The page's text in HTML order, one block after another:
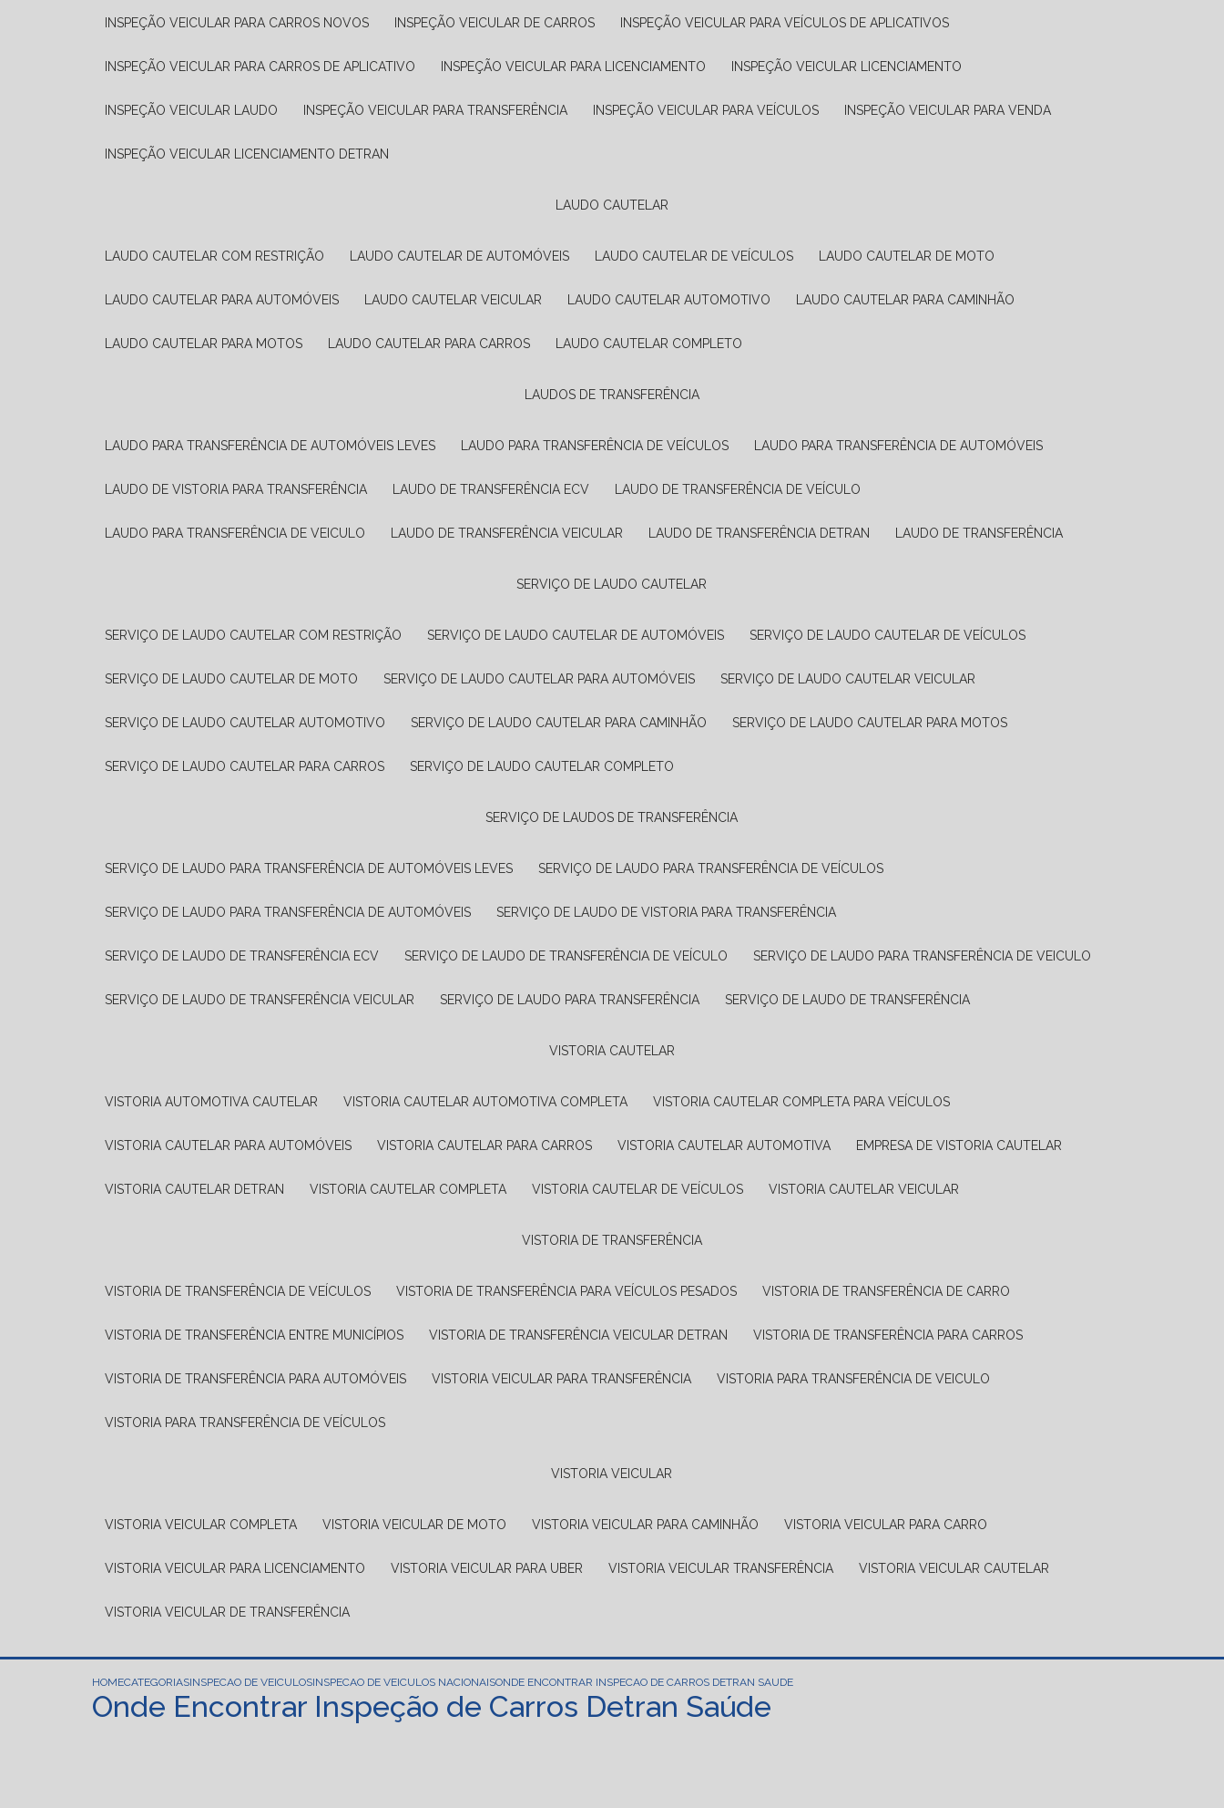
INSPEÇÃO VEICULAR PARA CARROS NOVOS INSPEÇÃO VEICULAR DE CARROS INSPEÇÃO VEICULAR PARA VEÍCULOS DE APLICATIVOS
INSPEÇÃO VEICULAR PARA CARROS DE APLICATIVO INSPEÇÃO VEICULAR PARA LICENCIAMENTO INSPEÇÃO VEICULAR LICENCIAMENTO
INSPEÇÃO VEICULAR LAUDO INSPEÇÃO VEICULAR PARA TRANSFERÊNCIA INSPEÇÃO VEICULAR PARA VEÍCULOS INSPEÇÃO VEICULAR PARA VENDA
INSPEÇÃO VEICULAR LICENCIAMENTO DETRAN
LAUDO CAUTELAR
LAUDO CAUTELAR COM RESTRIÇÃO LAUDO CAUTELAR DE AUTOMÓVEIS LAUDO CAUTELAR DE VEÍCULOS LAUDO CAUTELAR DE MOTO
LAUDO CAUTELAR PARA AUTOMÓVEIS LAUDO CAUTELAR VEICULAR LAUDO CAUTELAR AUTOMOTIVO LAUDO CAUTELAR PARA CAMINHÃO
LAUDO CAUTELAR PARA MOTOS LAUDO CAUTELAR PARA CARROS LAUDO CAUTELAR COMPLETO
LAUDOS DE TRANSFERÊNCIA
LAUDO PARA TRANSFERÊNCIA DE AUTOMÓVEIS LEVES LAUDO PARA TRANSFERÊNCIA DE VEÍCULOS LAUDO PARA TRANSFERÊNCIA DE AUTOMÓVEIS
LAUDO DE VISTORIA PARA TRANSFERÊNCIA LAUDO DE TRANSFERÊNCIA ECV LAUDO DE TRANSFERÊNCIA DE VEÍCULO
LAUDO PARA TRANSFERÊNCIA DE VEICULO LAUDO DE TRANSFERÊNCIA VEICULAR LAUDO DE TRANSFERÊNCIA DETRAN LAUDO DE TRANSFERÊNCIA
SERVIÇO DE LAUDO CAUTELAR
SERVIÇO DE LAUDO CAUTELAR COM RESTRIÇÃO SERVIÇO DE LAUDO CAUTELAR DE AUTOMÓVEIS SERVIÇO DE LAUDO CAUTELAR DE VEÍCULOS
SERVIÇO DE LAUDO CAUTELAR DE MOTO SERVIÇO DE LAUDO CAUTELAR PARA AUTOMÓVEIS SERVIÇO DE LAUDO CAUTELAR VEICULAR
SERVIÇO DE LAUDO CAUTELAR AUTOMOTIVO SERVIÇO DE LAUDO CAUTELAR PARA CAMINHÃO SERVIÇO DE LAUDO CAUTELAR PARA MOTOS
SERVIÇO DE LAUDO CAUTELAR PARA CARROS SERVIÇO DE LAUDO CAUTELAR COMPLETO
SERVIÇO DE LAUDOS DE TRANSFERÊNCIA
SERVIÇO DE LAUDO PARA TRANSFERÊNCIA DE AUTOMÓVEIS LEVES SERVIÇO DE LAUDO PARA TRANSFERÊNCIA DE VEÍCULOS
SERVIÇO DE LAUDO PARA TRANSFERÊNCIA DE AUTOMÓVEIS SERVIÇO DE LAUDO DE VISTORIA PARA TRANSFERÊNCIA
SERVIÇO DE LAUDO DE TRANSFERÊNCIA ECV SERVIÇO DE LAUDO DE TRANSFERÊNCIA DE VEÍCULO SERVIÇO DE LAUDO PARA TRANSFERÊNCIA DE VEICULO
SERVIÇO DE LAUDO DE TRANSFERÊNCIA VEICULAR SERVIÇO DE LAUDO PARA TRANSFERÊNCIA SERVIÇO DE LAUDO DE TRANSFERÊNCIA
VISTORIA CAUTELAR
VISTORIA AUTOMOTIVA CAUTELAR VISTORIA CAUTELAR AUTOMOTIVA COMPLETA VISTORIA CAUTELAR COMPLETA PARA VEÍCULOS
VISTORIA CAUTELAR PARA AUTOMÓVEIS VISTORIA CAUTELAR PARA CARROS VISTORIA CAUTELAR AUTOMOTIVA EMPRESA DE VISTORIA CAUTELAR
VISTORIA CAUTELAR DETRAN VISTORIA CAUTELAR COMPLETA VISTORIA CAUTELAR DE VEÍCULOS VISTORIA CAUTELAR VEICULAR
VISTORIA DE TRANSFERÊNCIA
VISTORIA DE TRANSFERÊNCIA DE VEÍCULOS VISTORIA DE TRANSFERÊNCIA PARA VEÍCULOS PESADOS VISTORIA DE TRANSFERÊNCIA DE CARRO
VISTORIA DE TRANSFERÊNCIA ENTRE MUNICÍPIOS VISTORIA DE TRANSFERÊNCIA VEICULAR DETRAN VISTORIA DE TRANSFERÊNCIA PARA CARROS
VISTORIA DE TRANSFERÊNCIA PARA AUTOMÓVEIS VISTORIA VEICULAR PARA TRANSFERÊNCIA VISTORIA PARA TRANSFERÊNCIA DE VEICULO
VISTORIA PARA TRANSFERÊNCIA DE VEÍCULOS
VISTORIA VEICULAR
VISTORIA VEICULAR COMPLETA VISTORIA VEICULAR DE MOTO VISTORIA VEICULAR PARA CAMINHÃO VISTORIA VEICULAR PARA CARRO
VISTORIA VEICULAR PARA LICENCIAMENTO VISTORIA VEICULAR PARA UBER VISTORIA VEICULAR TRANSFERÊNCIA VISTORIA VEICULAR CAUTELAR
VISTORIA VEICULAR DE TRANSFERÊNCIA
HOMECATEGORIASINSPECAO DE VEICULOSINSPECAO DE VEICULOS NACIONAISONDE ENCONTRAR INSPECAO DE CARROS DETRAN SAUDE
Onde Encontrar Inspeção de Carros Detran Saúde